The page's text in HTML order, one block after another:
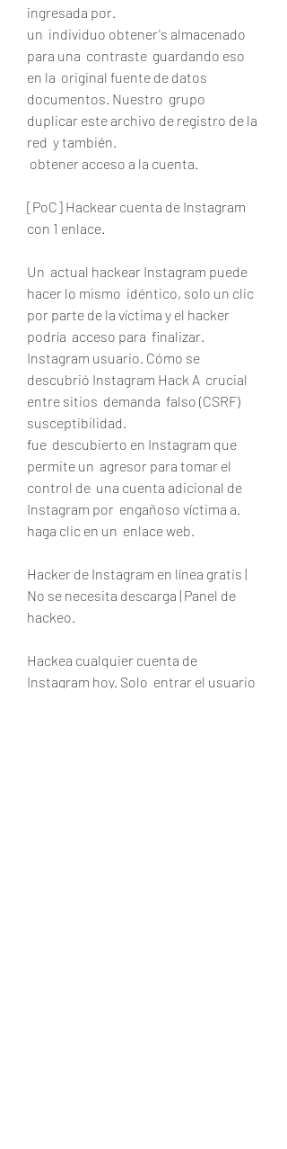
ingresada por.
un  individuo obtener's almacenado
para una  contraste  guardando eso
en la  original fuente de datos
documentos. Nuestro  grupo
duplicar este archivo de registro de la
red  y también.
obtener acceso a la cuenta.
[PoC] Hackear cuenta de Instagram
con 1 enlace.
Un  actual hackear Instagram puede
hacer lo mismo  idéntico, solo un clic
por parte de la víctima y el hacker
podría  acceso para  finalizar.
Instagram usuario. Cómo se
descubrió Instagram Hack A  crucial
entre sitios  demanda  falso (CSRF)
susceptibilidad.
fue  descubierto en Instagram que
permite un  agresor para tomar el
control de  una cuenta adicional de
Instagram por  engañoso víctima a.
haga clic en un  enlace web.
Hacker de Instagram en línea gratis |
No se necesita descarga | Panel de
hackeo.
Hackea cualquier cuenta de
Instagram hoy. Solo  entrar el usuario